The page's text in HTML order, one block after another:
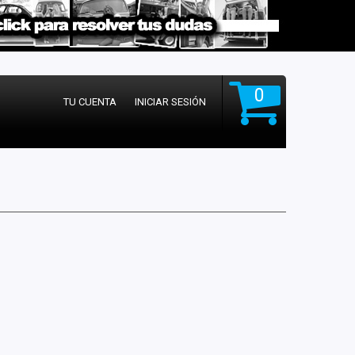
0
TU CUENTA INICIAR SESIÓN